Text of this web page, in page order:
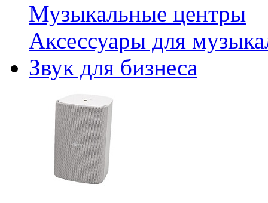
Музыкальные центры
Аксессуары для
Звук для бизнеса